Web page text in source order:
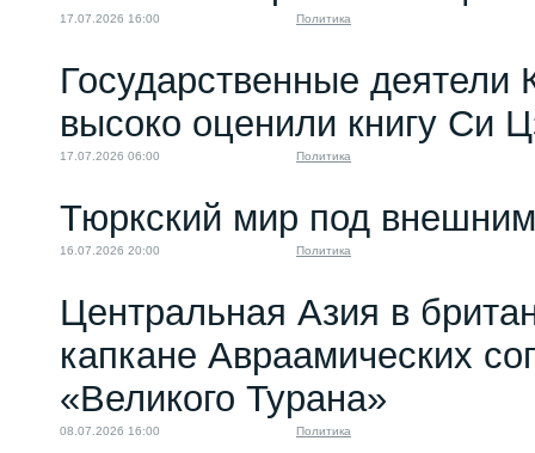
17.07.2026 16:00 Политика
Государственные деятели
высоко оценили книгу Си
17.07.2026 06:00 Политика
Тюркский мир под
16.07.2026 20:00 Политика
Центральная Азия в
капкане Авраамических
«Великого Турана»
08.07.2026 16:00 Политика